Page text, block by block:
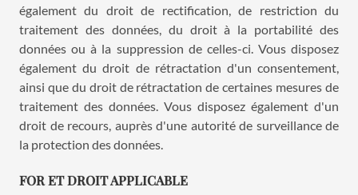
également du droit de rectification, de restriction du
traitement des données, du droit à la portabilité des
données ou à la suppression de celles-ci. Vous disposez
également du droit de rétractation d'un consentement,
ainsi que du droit de rétractation de certaines mesures de
traitement des données. Vous disposez également d'un
droit de recours, auprès d'une autorité de surveillance de
la protection des données.
FOR ET DROIT APPLICABLE